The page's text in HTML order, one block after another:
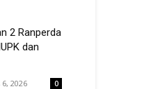
2 Ranperda
dan
2026 0